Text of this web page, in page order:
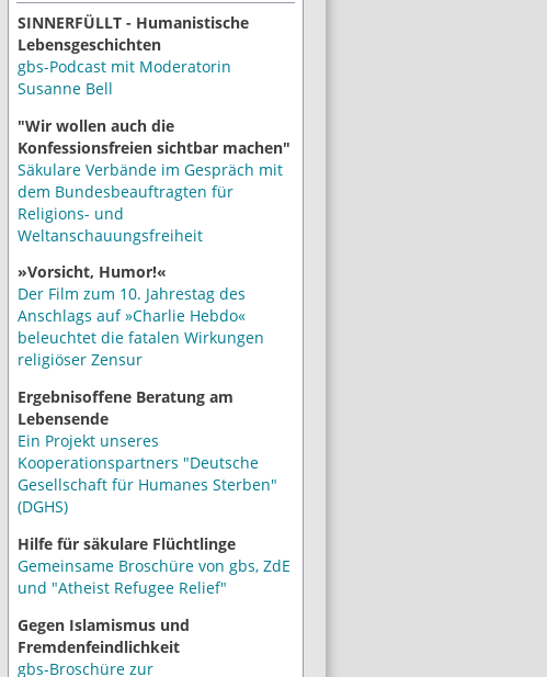
SINNERFÜLLT - Humanistische
Lebensgeschichten
gbs-Podcast mit Moderatorin
Susanne Bell
"Wir wollen auch die
Konfessionsfreien sichtbar machen"
Säkulare Verbände im Gespräch mit
dem Bundesbeauftragten für
Religions- und
Weltanschauungsfreiheit
»Vorsicht, Humor!«
Der Film zum 10. Jahrestag des
Anschlags auf »Charlie Hebdo«
beleuchtet die fatalen Wirkungen
religiöser Zensur
Ergebnisoffene Beratung am
Lebensende
Ein Projekt unseres
Kooperationspartners "Deutsche
Gesellschaft für Humanes Sterben"
(DGHS)
Hilfe für säkulare Flüchtlinge
Gemeinsame Broschüre von gbs, ZdE
und "Atheist Refugee Relief"
Gegen Islamismus und
Fremdenfeindlichkeit
gbs-Broschüre zur